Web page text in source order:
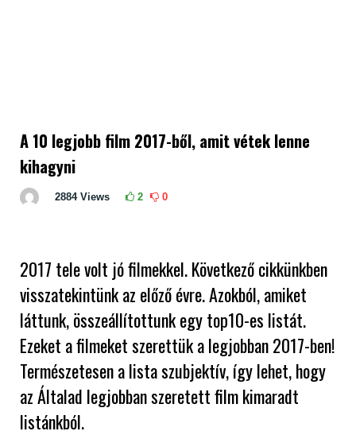
A 10 legjobb film 2017-ből, amit vétek lenne
kihagyni
2884 Views 2 0
2017 tele volt jó filmekkel. Következő cikkünkben
visszatekintünk az előző évre. Azokból, amiket
láttunk, összeállítottunk egy top10-es listát.
Ezeket a filmeket szerettük a legjobban 2017-ben!
Természetesen a lista szubjektív, így lehet, hogy
az Általad legjobban szeretett film kimaradt
listánkból.